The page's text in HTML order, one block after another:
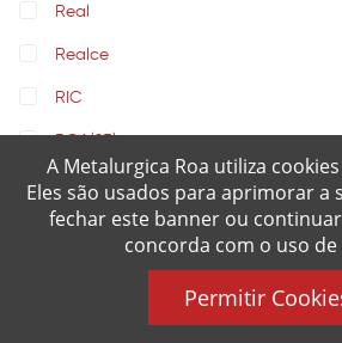
Real
Realce
RIC
Rochedinho
Rochedo
A Metalurgica Roa utiliza
Eles são usados para aprimorar a
fechar este banner ou
concorda com o uso de
Permitir